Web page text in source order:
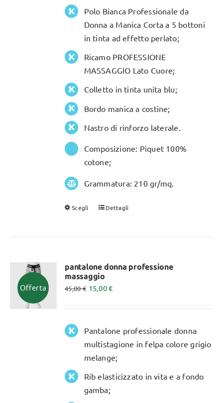
essere
scelte
nella
Polo Bianca Professionale da
Donna a Manica Corta a 5 bottoni
in tinta ad effetto perlato;
Ricamo PROFESSIONE
MASSAGGIO Lato Cuore;
Colletto in tinta unita blu;
Bordo manica a costine;
Nastro di rinforzo laterale.
Composizione: Piquet 100%
cotone;
Grammatura: 210 gr/mq.
Scegli
Questo
varianti.
Le
opzioni
scelte
nella
pagina
del
prodotto
Dettagli
Offerta
pantalone donna professione
massaggio
45,00€ 15,00€
Pantalone professionale donna
multistagione in felpa colore grigio
melange;
Rib elasticizzato in vita e a fondo
gamba;